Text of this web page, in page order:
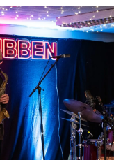
festivaldag